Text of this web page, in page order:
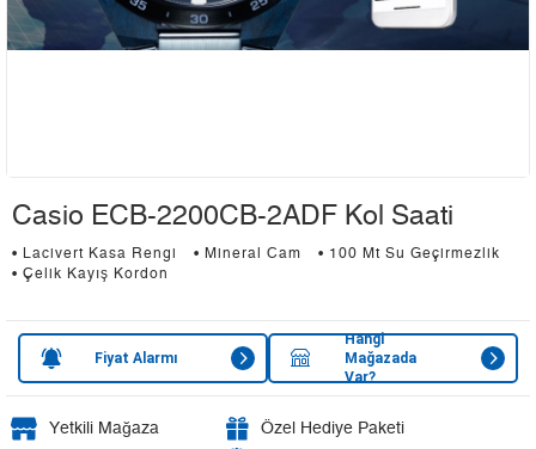
Casio ECB-2200CB-2ADF Kol Saati
• Lacivert Kasa Rengi • Mineral Cam
• 100 Mt Su Geçirmezlik
• Çelik Kayış Kordon
Fiyat Alarmı
Hangi
Mağazada
Var?
Yetkili Mağaza
Özel Hediye Paketi